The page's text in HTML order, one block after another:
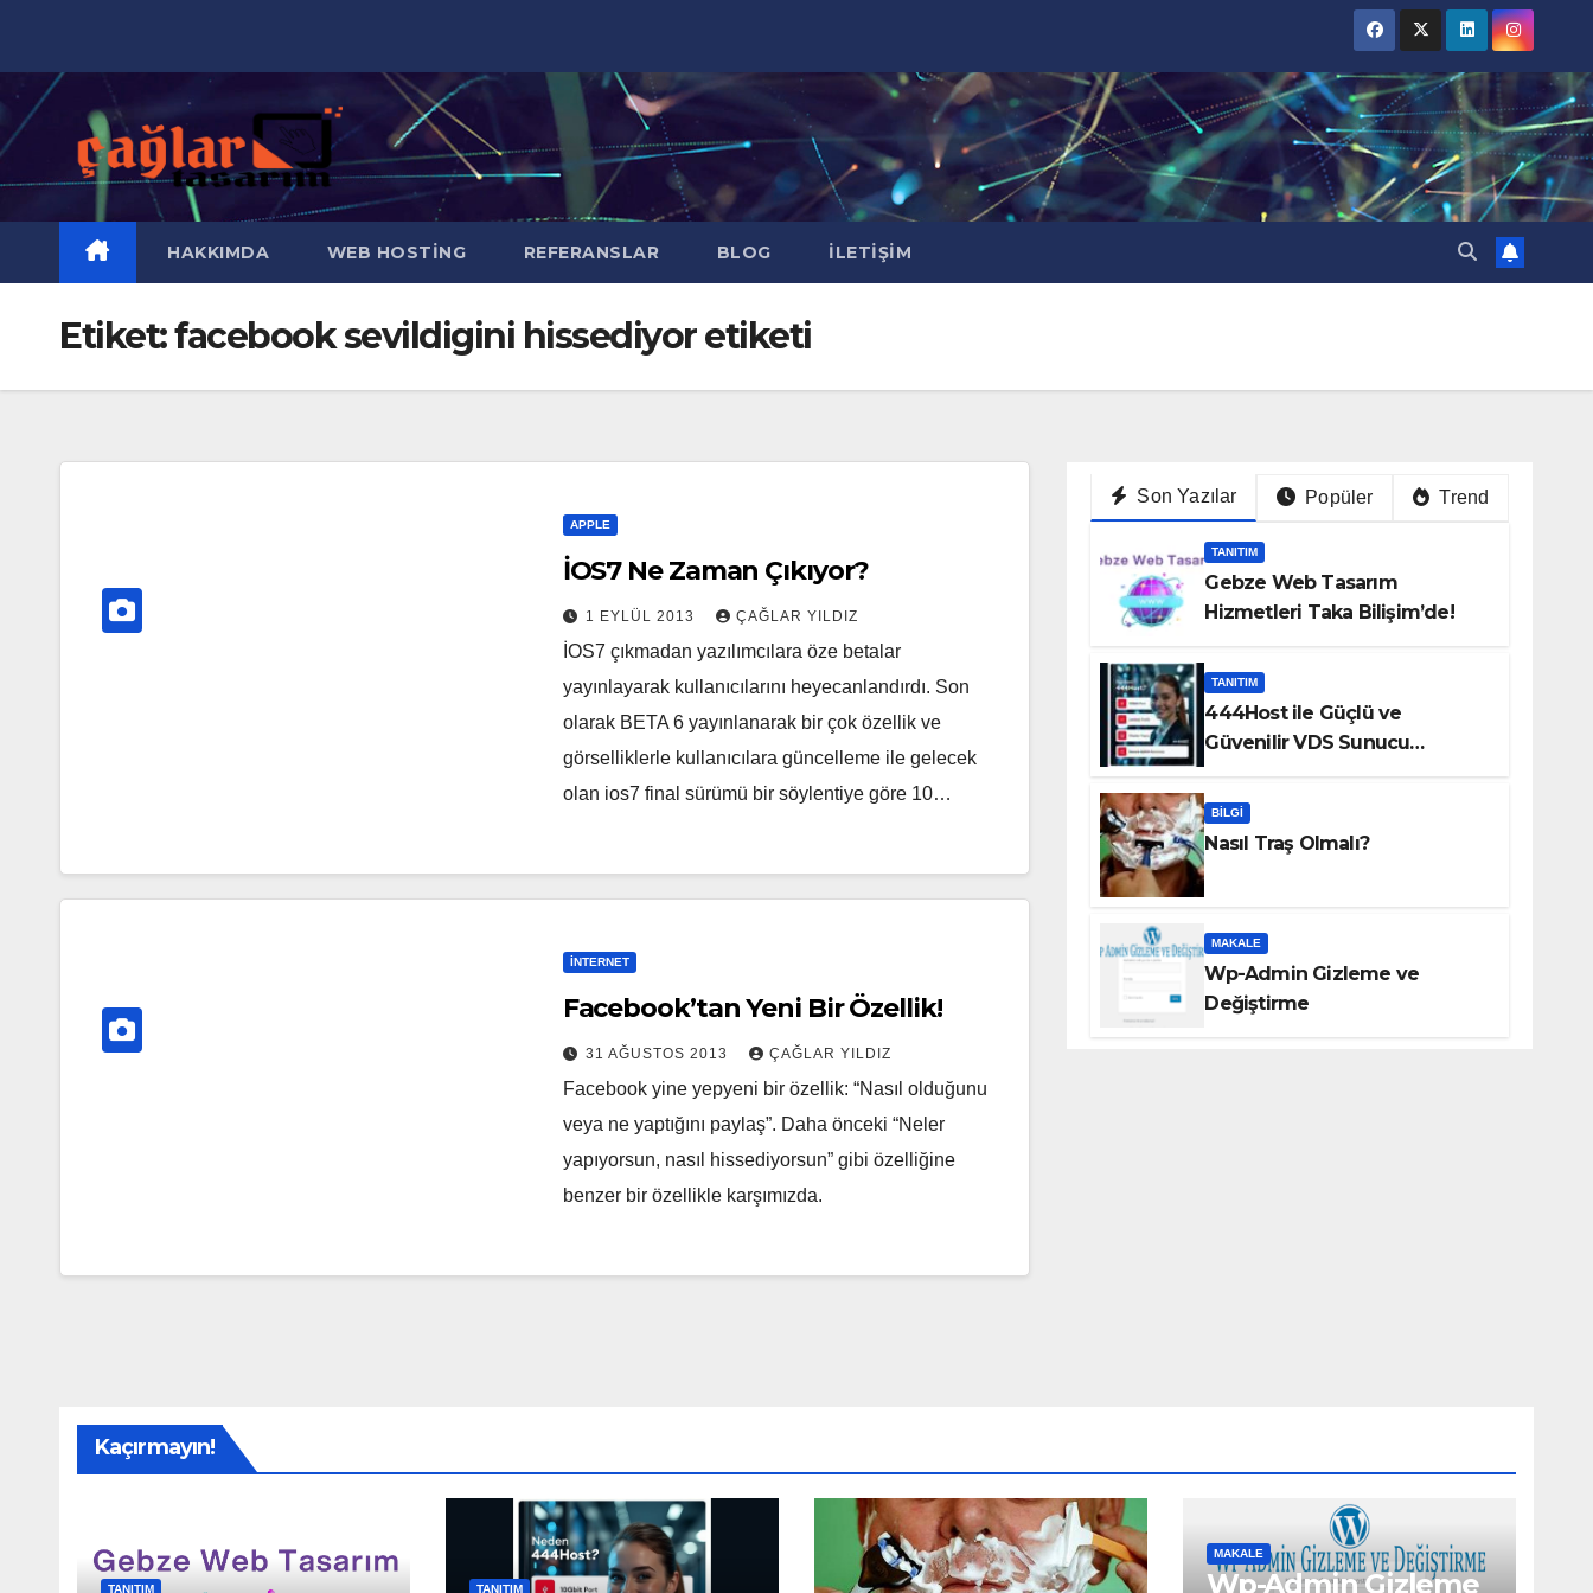
content
HAKKIMDA WEB HOSTING REFERANSLAR BLOG İLETIŞIM
Etiket:facebook sevildigini hissediyor etiketi
APPLE
İOS7 Ne Zaman Çıkıyor?
1 EYLÜL 2013 ÇAĞLAR YILDIZ
İOS7 çıkmadan yazılımcılara öze betalar
yayınlayarak kullanıcılarını heyecanlandırdı. Son
olarak BETA 6 yayınlanarak bir çok özellik ve
görselliklerle kullanıcılara güncelleme ile gelecek
olan ios7 final sürümü bir söylentiye göre 10…
İNTERNET
Facebook’tan Yeni Bir Özellik!
31 AĞUSTOS 2013 ÇAĞLAR YILDIZ
Facebook yine yepyeni bir özellik: “Nasıl olduğunu
veya ne yaptığını paylaş”. Daha önceki “Neler
yapıyorsun, nasıl hissediyorsun” gibi özelliğine
benzer bir özellikle karşımızda.
Son Yazılar Popüler Trend
TANITIM
Gebze Web Tasarım
Hizmetleri Taka Bilişim’de!
TANITIM
444Host ile Güçlü ve
Güvenilir VDS Sunucu
BILGI
Nasıl Traş Olmalı?
MAKALE
Wp-Admin Gizleme ve
Değiştirme
Kaçırmayın!
TANITIM TANITIM
MAKALE
Wp-Admin Gizleme